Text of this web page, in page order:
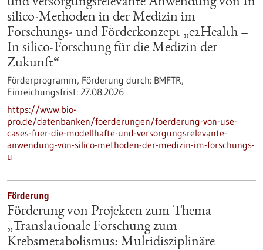
silico-Methoden in der Medizin im
Forschungs- und Förderkonzept „e2Health –
In silico-Forschung für die Medizin der
Zukunft“
Förderprogramm, Förderung durch: BMFTR,
Einreichungsfrist: 27.08.2026
https://www.bio-
pro.de/datenbanken/foerderungen/foerderung-von-use-
cases-fuer-die-modellhafte-und-versorgungsrelevante-
anwendung-von-silico-methoden-der-medizin-im-forschungs-
u
Förderung
Förderung von Projekten zum Thema
„Translationale Forschung zum
Krebsmetabolismus: Multidisziplinäre